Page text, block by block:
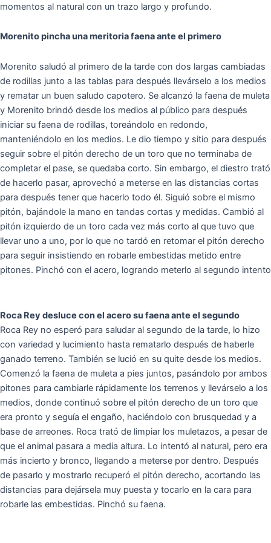
momentos al natural con un trazo largo y profundo.
Morenito pincha una meritoria faena ante el primero
Morenito saludó al primero de la tarde con dos largas cambiadas
de rodillas junto a las tablas para después llevárselo a los medios
y rematar un buen saludo capotero. Se alcanzó la faena de muleta
y Morenito brindó desde los medios al público para después
iniciar su faena de rodillas, toreándolo en redondo,
manteniéndolo en los medios. Le dio tiempo y sitio para después
seguir sobre el pitón derecho de un toro que no terminaba de
completar el pase, se quedaba corto. Sin embargo, el diestro trató
de hacerlo pasar, aprovechó a meterse en las distancias cortas
para después tener que hacerlo todo él. Siguió sobre el mismo
pitón, bajándole la mano en tandas cortas y medidas. Cambió al
pitón izquierdo de un toro cada vez más corto al que tuvo que
llevar uno a uno, por lo que no tardó en retomar el pitón derecho
para seguir insistiendo en robarle embestidas metido entre
pitones. Pinchó con el acero, logrando meterlo al segundo intento
Roca Rey desluce con el acero su faena ante el segundo
Roca Rey no esperó para saludar al segundo de la tarde, lo hizo
con variedad y lucimiento hasta rematarlo después de haberle
ganado terreno. También se lució en su quite desde los medios.
Comenzó la faena de muleta a pies juntos, pasándolo por ambos
pitones para cambiarle rápidamente los terrenos y llevárselo a los
medios, donde continuó sobre el pitón derecho de un toro que
era pronto y seguía el engaño, haciéndolo con brusquedad y a
base de arreones. Roca trató de limpiar los muletazos, a pesar de
que el animal pasara a media altura. Lo intentó al natural, pero era
más incierto y bronco, llegando a meterse por dentro. Después
de pasarlo y mostrarlo recuperó el pitón derecho, acortando las
distancias para dejársela muy puesta y tocarlo en la cara para
robarle las embestidas. Pinchó su faena.